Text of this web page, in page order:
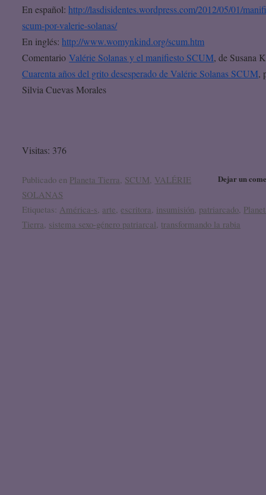
En español:http://lasdisidentes.wordpress.com/2012/05/01/
scum-por-valerie-solanas/
En inglés:http://www.womynkind.org/scum.htm
ComentarioValérie Solanas y el manifiesto SCUM, de Susana
Cuarenta años del grito desesperado de Valérie Solanas SCUM,
Silvia Cuevas Morales
Visitas: 376
Dejar un
Publicado en Planeta Tierra SCUM VALÉRIE
SOLANAS
Etiquetas: América-s arte ,escritora insumisión patriarcado
Tierra sistema sexo-género patriarcal transformando la rabia